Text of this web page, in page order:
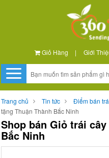
Giỏ Hàng | Giới
Trang chủ Tin tức Điểm bán
tặng Thuận Thành Bắc Ninh
Shop bán Giỏ trái
Bắc Ninh